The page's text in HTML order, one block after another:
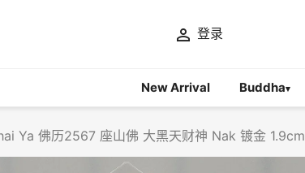
 登录
New Arrival Buddha▾
Ya 佛历2567 座山佛 大黑天财神 Nak 镀金 1.9cm